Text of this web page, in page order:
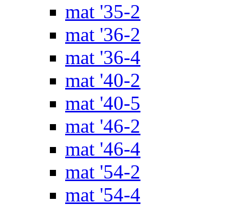
mat '35-2
mat '36-2
mat '36-4
mat '40-2
mat '40-5
mat '46-2
mat '46-4
mat '54-2
mat '54-4